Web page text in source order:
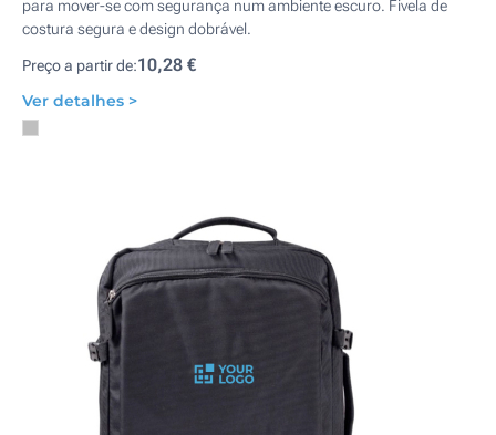
para mover-se com segurança num ambiente escuro. Fivela de
costura segura e design dobrável.
Preço a partir de:10,28 €
Ver detalhes >